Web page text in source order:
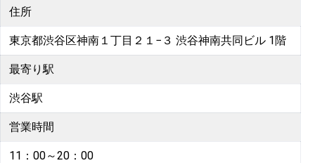
住所
東京都渋谷区神南１丁目２１−３ 渋谷神南共同ビル 1階
最寄り駅
渋谷駅
営業時間
11：00～20：00